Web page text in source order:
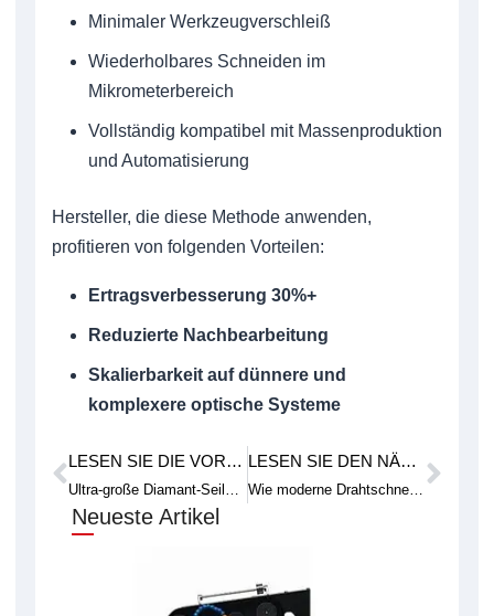
Minimaler Werkzeugverschleiß
Wiederholbares Schneiden im
Mikrometerbereich
Vollständig kompatibel mit Massenproduktion
und Automatisierung
Hersteller, die diese Methode anwenden,
profitieren von folgenden Vorteilen:
Ertragsverbesserung 30%+
Reduzierte Nachbearbeitung
Skalierbarkeit auf dünnere und
komplexere optische Systeme
Prev LESEN SIE DIE VORHERIGE FALLSTUDIE
Ultra-große Diamant-Seilsäge: Gebaut für extragroße Projekte
LESEN SIE DEN NÄCHSTEN TECHNISCHEN ARTIKEL
Wie moderne Drahtschneidtechnologie funktioniert
Neueste Artikel